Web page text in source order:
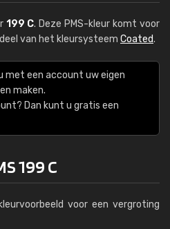
199 C. Deze PMS-kleur komt voor
van het kleursysteem Coated.
met een account uw eigen
maken.
Dan kunt u gratis een
199 C
voor een vergroting